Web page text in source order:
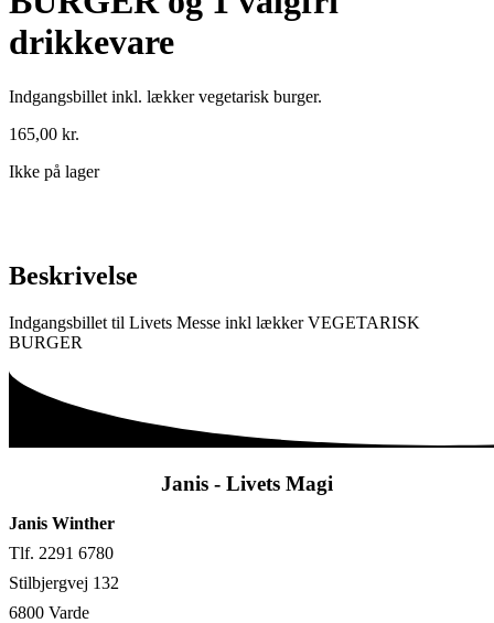
drikkevare
Indgangsbillet inkl. lækker vegetarisk burger.
165,00 kr.
Ikke på lager
Beskrivelse
Indgangsbillet til Livets Messe inkl lækker VEGETARISK
BURGER
Janis - Livets Magi
Janis Winther
Tlf. 2291 6780
Stilbjergvej 132
6800 Varde